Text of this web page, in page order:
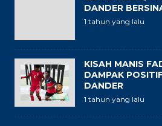
DANDER
1 tahun yang lalu
KISAH MANIS
DAMPAK
DANDER
1 tahun yang lalu